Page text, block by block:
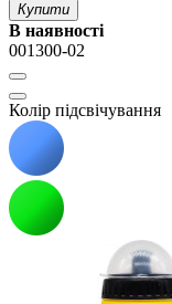
Купити
В наявності
001300-02
Колір підсвічування